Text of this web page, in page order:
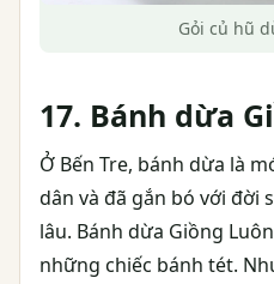
Gỏi củ hũ
17. Bánh dừa
Ở Bến Tre, bánh dừa là
dân và đã gắn bó với đời
lâu. Bánh dừa Giồng
những chiếc bánh tét.